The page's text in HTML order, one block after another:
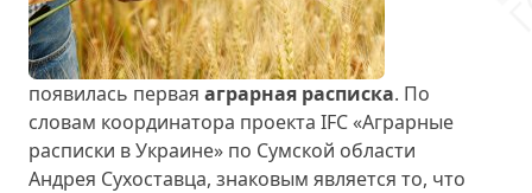
появилась первая аграрная расписка. По
словам координатора проекта IFC «Аграрные
расписки в Украине» по Сумской области
Андрея Сухоставца, знаковым является то, что